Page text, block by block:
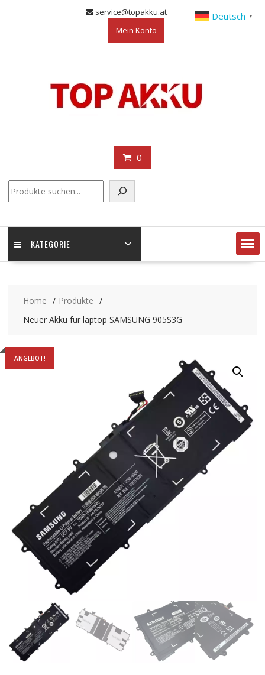
service@topakku.at
Mein Konto
0
KATEGORIE
Home
Produkte
Neuer Akku für laptop SAMSUNG 905S3G
ANGEBOT!
Deutsch ▼